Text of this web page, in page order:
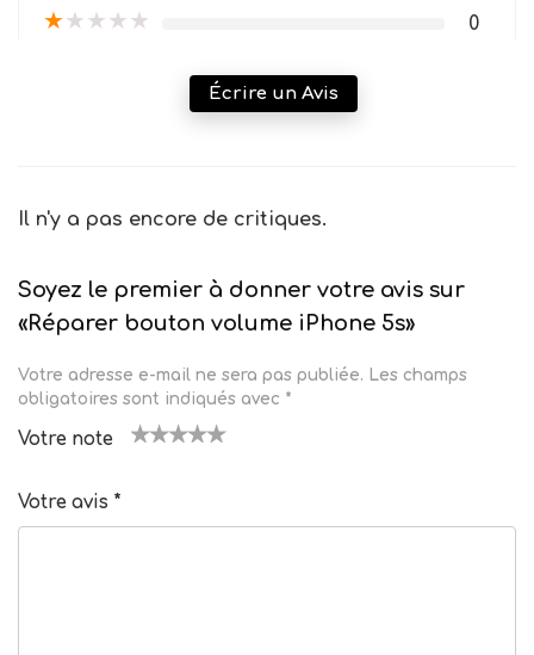
★★★★★ 0
Écrire un Avis
Il n'y a pas encore de critiques.
Soyez le premier à donner votre avis sur
«Réparer bouton volume iPhone 5s»
Votre adresse e-mail ne sera pas publiée. Les champs
obligatoires sont indiqués avec *
Votre note
Votre avis *